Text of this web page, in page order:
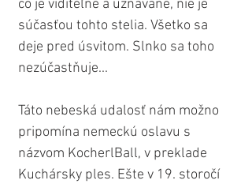
čo je viditeľné a uznávané, nie je
súčasťou tohto stelia. Všetko sa
deje pred úsvitom. Slnko sa toho
nezúčastňuje...
Táto nebeská udalosť nám možno
pripomína nemeckú oslavu s
názvom KocherlBall, v preklade
Kuchársky ples. Ešte v 19. storočí